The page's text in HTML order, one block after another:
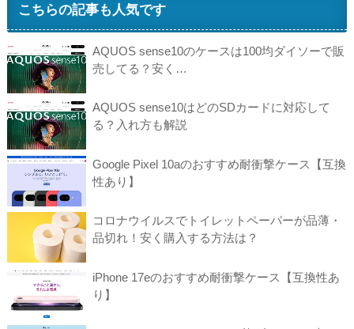
こちらの記事も人気です
AQUOS sense10のケースは100均ダイソーで販
売してる？安く…
AQUOS sense10はどのSDカードに対応して
る？入れ方も解説
Google Pixel 10aのおすすめ耐衝撃ケース【互換
性あり】
コロナウイルスでトイレットペーパーが品薄・
品切れ！安く購入する方法は？
iPhone 17eのおすすめ耐衝撃ケース【互換性あ
り】